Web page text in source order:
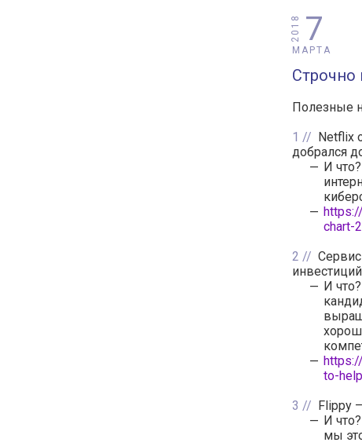
7
МАРТА
2018
Строчно
Полезные
1
Netflix
добрался
И
chart-
2
инвестиций
И
to-
3
Flippy
И
мы